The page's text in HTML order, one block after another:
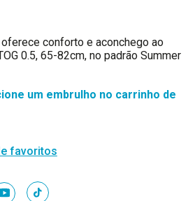
conforto e aconchego ao
0.5, 65-82cm, no padrão Summer
um embrulho no carrinho de
favoritos